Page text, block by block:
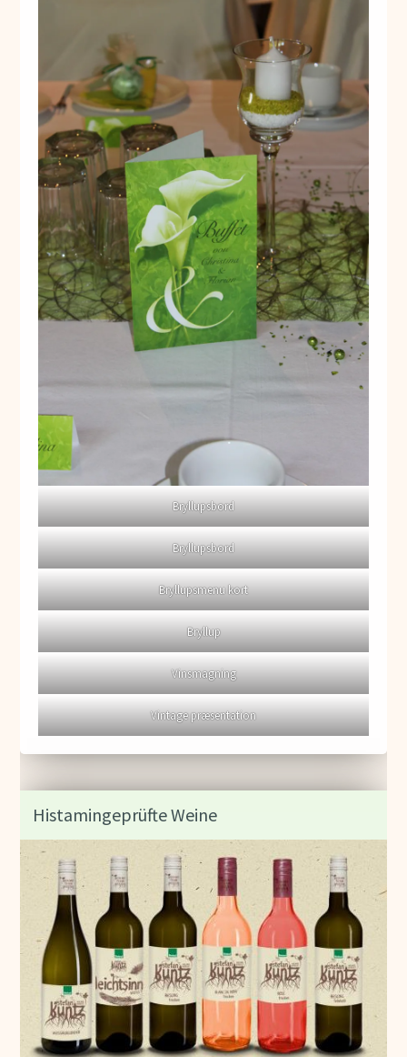
Bryllupsbord
Bryllupsbord
Bryllupsmenu kort
Bryllup
Vinsmagning
Vintage præsentation
Histamingeprüfte Weine